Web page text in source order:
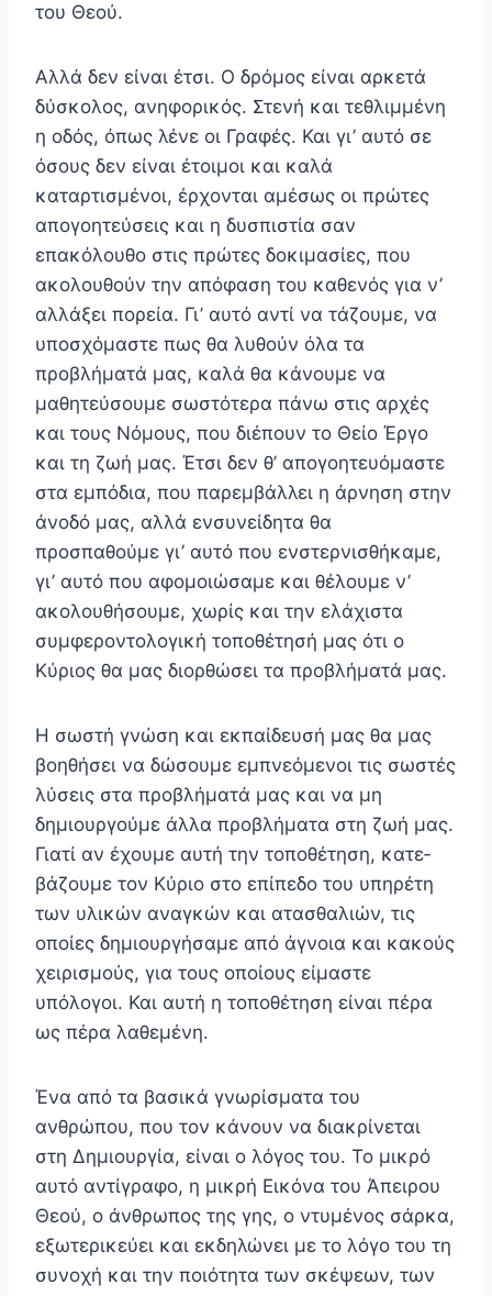
του Θεού.
Αλλά δεν είναι έτσι. Ο δρόμος είναι αρκετά
δύσκο­λος, ανηφορικός. Στενή και τεθλιμμένη
η οδός, όπως λέ­νε οι Γραφές. Και γι’ αυτό σε
όσους δεν είναι έτοιμοι και καλά
καταρτισμένοι, έρχονται αμέσως οι πρώτες
απογοη­τεύσεις και η δυσπιστία σαν
επακόλουθο στις πρώτες δο­κιμασίες, που
ακολουθούν την απόφαση του καθενός για ν’
αλλάξει πορεία. Γι’ αυτό αντί να τάζουμε, να
υποσχό­μαστε πως θα λυθούν όλα τα
προβλήματά μας, καλά θα κάνουμε να
μαθητεύσουμε σωστότερα πάνω στις αρχές
και τους Νόμους, που διέπουν το Θείο Έργο
και τη ζωή μας. Έτσι δεν θ’ απογοητευόμαστε
στα εμπόδια, που πα­ρεμβάλλει η άρνηση στην
άνοδό μας, αλλά ενσυνείδητα θα
προσπαθούμε γι’ αυτό που ενστερνισθήκαμε,
γι’ αυτό που αφομοιώσαμε και θέλουμε ν’
ακολουθήσουμε, χωρίς και την ελάχιστα
συμφεροντολογική τοποθέτησή μας ότι ο
Κύριος θα μας διορθώσει τα προβλήματά μας.
Η σωστή γνώση και εκπαίδευσή μας θα μας
βοηθή­σει να δώσουμε εμπνεόμενοι τις σωστές
λύσεις στα προβλήματά μας και να μη
δημιουργούμε άλλα προβλήματα στη ζωή μας.
Γιατί αν έχουμε αυτή την τοποθέτηση, κατε­
βάζουμε τον Κύριο στο επίπεδο του υπηρέτη
των υλικών αναγκών και ατασθαλιών, τις
οποίες δημιουργήσαμε από άγνοια και κακούς
χειρισμούς, για τους οποίους είμαστε
υπόλογοι. Και αυτή η τοποθέτηση είναι πέρα
ως πέρα λα­θεμένη.
Ένα από τα βασικά γνωρίσματα του
ανθρώπου, που τον κάνουν να διακρίνεται
στη Δημιουργία, είναι ο λόγος του. Το μικρό
αυτό αντίγραφο, η μικρή Εικόνα του Άπει­ρου
Θεού, ο άνθρωπος της γης, ο ντυμένος σάρκα,
εξωτερικεύει και εκδηλώνει με το λόγο του τη
συνοχή και την ποιότητα των σκέψεων, των